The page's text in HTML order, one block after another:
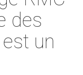
des
un